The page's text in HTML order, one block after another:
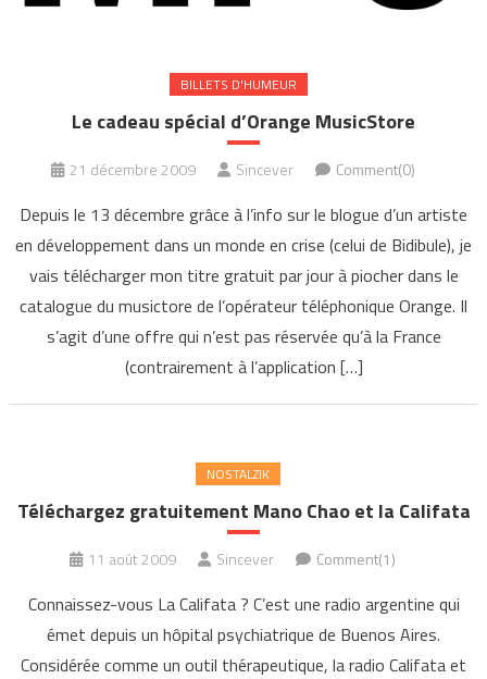
BILLETS D'HUMEUR
Le cadeau spécial d’Orange MusicStore
21 décembre 2009 Sincever Comment(0)
Depuis le 13 décembre grâce à l’info sur le blogue d’un artiste
en développement dans un monde en crise (celui de Bidibule), je
vais télécharger mon titre gratuit par jour à piocher dans le
catalogue du musictore de l’opérateur téléphonique Orange. Il
s’agit d’une offre qui n’est pas réservée qu’à la France
(contrairement à l’application […]
NOSTALZIK
Téléchargez gratuitement Mano Chao et la Califata
11 août 2009 Sincever Comment(1)
Connaissez-vous La Califata ? C’est une radio argentine qui
émet depuis un hôpital psychiatrique de Buenos Aires.
Considérée comme un outil thérapeutique, la radio Califata et